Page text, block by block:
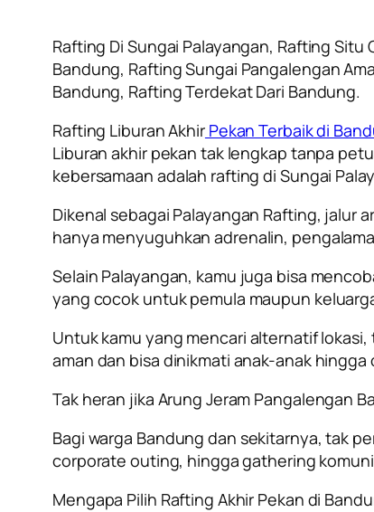
Rafting Di Sungai Palayangan, Rafting
Bandung, Rafting Sungai Pangalengan
Bandung, Rafting Terdekat Dari Bandung.
Rafting Liburan AkhirPekan Terbaik di
Liburan akhir pekan tak lengkap tanpa
kebersamaan adalah rafting di Sungai
Dikenal sebagai Palayangan Rafting, jalur
hanya menyuguhkan adrenalin,
Selain Palayangan, kamu juga bisa
yang cocok untuk pemula maupun
Untuk kamu yang mencari alternatif
aman dan bisa dinikmati anak-anak
Tak heran jika Arung Jeram Pangalengan
Bagi warga Bandung dan sekitarnya, tak
corporate outing, hingga gathering
Mengapa Pilih Rafting Akhir Pekan di